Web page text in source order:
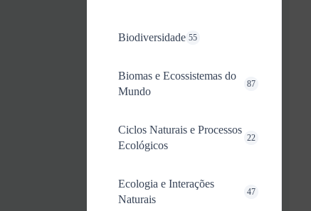
Biodiversidade 55
Biomas e Ecossistemas do
Mundo
87
Ciclos Naturais e Processos
Ecológicos
22
Ecologia e Interações
Naturais
47